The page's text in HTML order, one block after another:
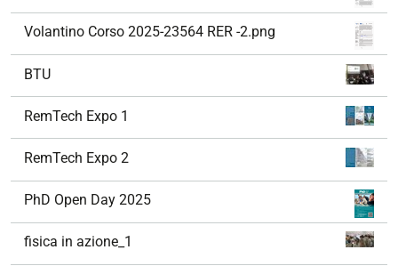
Volantino Corso 2025-23564 RER -2.png
BTU
RemTech Expo 1
RemTech Expo 2
PhD Open Day 2025
fisica in azione_1